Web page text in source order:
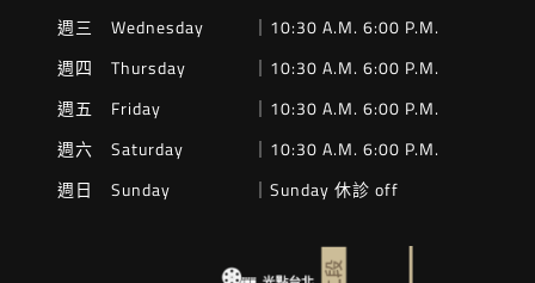
週三 Wednesday
｜10:30 A.M. 6:00 P.M.
週四 Thursday
｜10:30 A.M. 6:00 P.M.
週五 Friday
｜10:30 A.M. 6:00 P.M.
週六 Saturday
｜10:30 A.M. 6:00 P.M.
週日 Sunday
｜Sunday 休診 off